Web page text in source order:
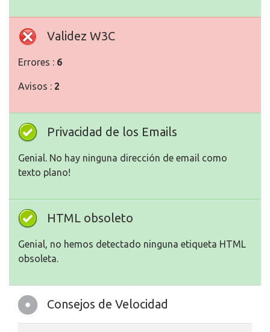
Validez W3C
Errores : 6
Avisos : 2
Privacidad de los Emails
Genial. No hay ninguna dirección de email como
texto plano!
HTML obsoleto
Genial, no hemos detectado ninguna etiqueta HTML
obsoleta.
Consejos de Velocidad